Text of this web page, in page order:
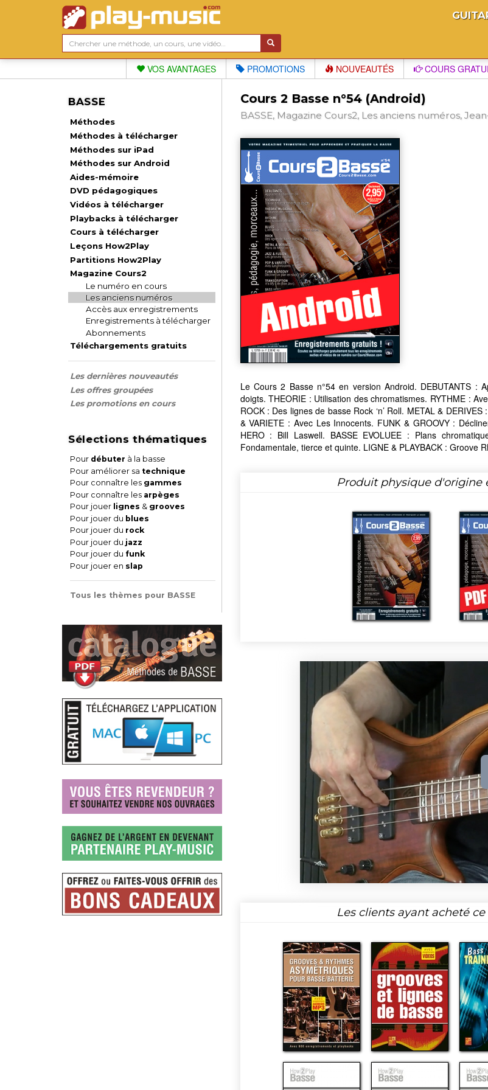
VOS AVANTAGES PROMOTIONS NOUVEAUTÉS COURS
BASSE
Méthodes
Méthodes à télécharger
Méthodes sur iPad
Méthodes sur Android
Aides-mémoire
DVD pédagogiques
Vidéos à télécharger
Playbacks à télécharger
Cours à télécharger
Leçons How2Play
Partitions How2Play
Magazine Cours2
Le numéro en cours
Les anciens numéros
Accès aux enregistrements
Enregistrements à télécharger
Abonnements
Téléchargements gratuits
Les dernières nouveautés
Les offres groupées
Les promotions en cours
Sélections thématiques
Pour débuter à la basse
Pour améliorer sa technique
Pour connaître les gammes
Pour connaître les arpèges
Pour jouer lignes & grooves
Pour jouer du blues
Pour jouer du rock
Pour jouer du jazz
Pour jouer du funk
Pour jouer en slap
Tous les thèmes pour BASSE
Cours 2 Basse n°54 (Android)
BASSE, Magazine Cours2, Les anciens numéros,
Le Cours 2 Basse n°54 en version Android. DEBUTANTS :
doigts. THEORIE : Utilisation des chromatismes. RYTHME :
ROCK : Des lignes de basse Rock ‘n’ Roll. METAL &
& VARIETE : Avec Les Innocents. FUNK & GROOVY :
HERO : Bill Laswell. BASSE EVOLUEE : Plans
Fondamentale, tierce et quinte. LIGNE & PLAYBACK : Groove
Produit physique d'origine
Les clients ayant acheté